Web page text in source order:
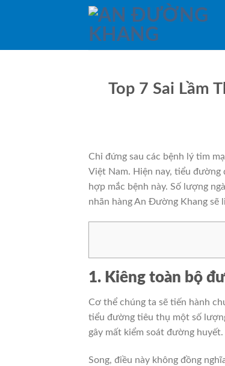
Top 7 Sai Lầm
Chỉ đứng sau các bệnh lý tim
Việt Nam. Hiện nay, tiểu
hợp mắc bệnh này. Số lượng
nhãn hàng An Đường Khang sẽ
1. Kiêng toàn bộ
Cơ thể chúng ta sẽ tiến hành
tiểu đường tiêu thụ một số
gây mất kiểm soát đường
Song, điều này không đồng